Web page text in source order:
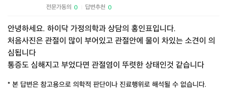
전문가동의 0 답변추천 0
안녕하세요. 하이닥 가정의학과 상담의 홍인표입니다.
처음사진은 관절이 많이 부어있고 관절안에 물이 차있는 소견이 의
심됩니다
통증도 심해지고 부었다면 관절염이 뚜렷한 상태인것 같습니다
* 본 답변은 참고용으로 의학적 판단이나 진료행위로 해석될 수 없습니다.